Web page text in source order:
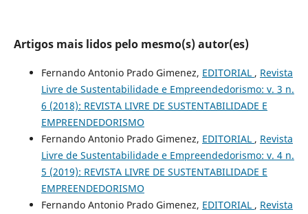
Artigos mais lidos pelo mesmo(s) autor(es)
Fernando Antonio Prado Gimenez, EDITORIAL , Revista
Livre de Sustentabilidade e Empreendedorismo: v. 3 n.
6 (2018): REVISTA LIVRE DE SUSTENTABILIDADE E
EMPREENDEDORISMO
Fernando Antonio Prado Gimenez, EDITORIAL , Revista
Livre de Sustentabilidade e Empreendedorismo: v. 4 n.
5 (2019): REVISTA LIVRE DE SUSTENTABILIDADE E
EMPREENDEDORISMO
Fernando Antonio Prado Gimenez, EDITORIAL , Revista